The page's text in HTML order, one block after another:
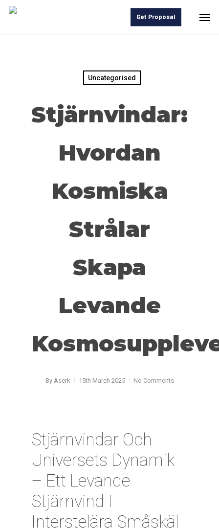
Skip
Get Proposal
Uncategorised
Stjärnvindar:
Hvordan
Kosmiska
Strålar
Skapa
Levande
By Aserk 15th March 2025 No Comments
Stjärnvindar Och
Universets Dynamik
– Ett Levande
Stjärnvind I
Interstelära Småskäl